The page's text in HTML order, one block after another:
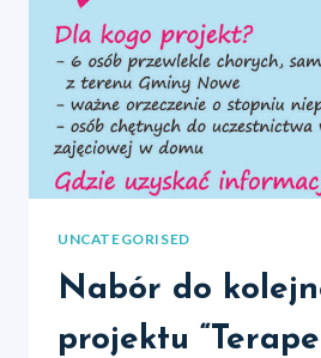
NA
UNCATEGORISED
Nabór do
projektu